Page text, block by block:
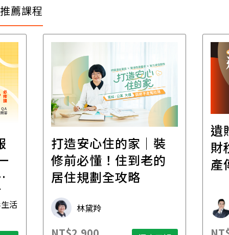
推薦課程
活
打造安心住的家｜裝
修前必懂！住到老的
居住規劃全攻略
林黛羚
遺
財
產